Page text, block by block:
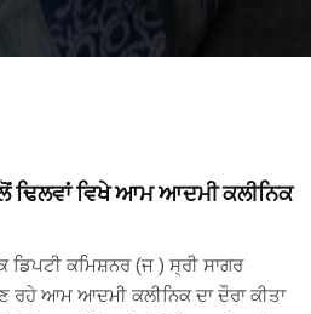
ਢਿਲਵਾਂ ਵਿਖੇ ਆਮ ਆਦਮੀ ਕਲੀਨਿਕ
ਡਿਪਟੀ ਕਮਿਸ਼ਨਰ (ਜ ) ਸ੍ਰੀ ਸਾਗਰ
ਰਹੇ ਆਮ ਆਦਮੀ ਕਲੀਨਿਕ ਦਾ ਦੌਰਾ ਕੀਤਾ